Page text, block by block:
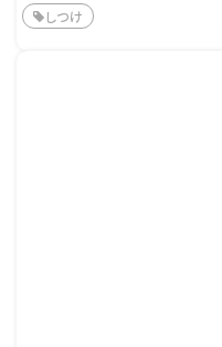
しつけ